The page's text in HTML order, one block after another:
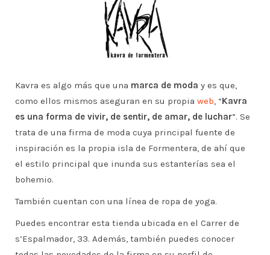
Kavra es algo más que una marca de moda y es que,
como ellos mismos aseguran en su propia web , “Kavra
es una forma de vivir, de sentir, de amar, de luchar”. Se
trata de una firma de moda cuya principal fuente de
inspiración es la propia isla de Formentera, de ahí que
el estilo principal que inunda sus estanterías sea el
bohemio.
También cuentan con una línea de ropa de yoga.
Puedes encontrar esta tienda ubicada en el Carrer de
s’Espalmador, 33. Además, también puedes conocer